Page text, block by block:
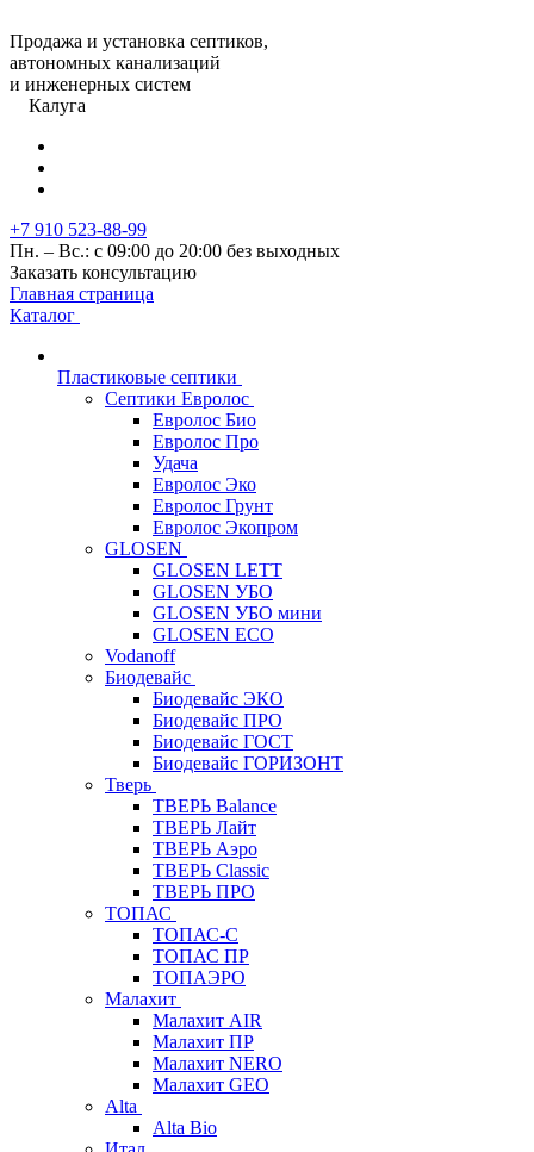
Продажа и установка септиков,
автономных канализаций
и инженерных систем
Калуга
+7 910 523-88-99
Пн. – Вс.: с 09:00 до 20:00 без выходных
Заказать консультацию
Главная страница
Каталог
Пластиковые септики
Септики Евролос
Евролос Био
Евролос Про
Удача
Евролос Эко
Евролос Грунт
Евролос Экопром
GLOSEN
GLOSEN LETT
GLOSEN УБО
GLOSEN УБО мини
GLOSEN ECO
Vodanoff
Биодевайс
Биодевайс ЭКО
Биодевайс ПРО
Биодевайс ГОСТ
Биодевайс ГОРИЗОНТ
Тверь
ТВЕРЬ Balance
ТВЕРЬ Лайт
ТВЕРЬ Аэро
ТВЕРЬ Classic
ТВЕРЬ ПРО
ТОПАС
ТОПАС-С
ТОПАС ПР
ТОПАЭРО
Малахит
Малахит AIR
Малахит ПР
Малахит NERO
Малахит GEO
Alta
Alta Bio